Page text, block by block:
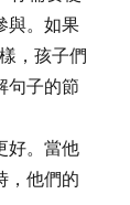
與。如果
，孩子們
句子的節
好。當他
，他們的